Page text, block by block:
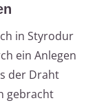
in Styrodur
ein Anlegen
der Draht
gebracht